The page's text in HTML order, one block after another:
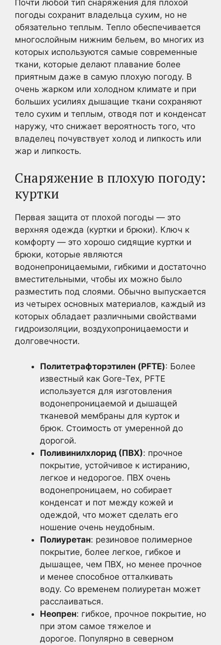
Почти любой тип снаряжения для плохой
погоды сохранит владельца сухим, но не
обязательно теплым. Тепло обеспечивается
многослойным нижним бельем, во многих из
которых используются самые современные
ткани, которые делают плавание более
приятным даже в самую плохую погоду. В
очень жарком или холодном климате и при
больших усилиях дышащие ткани сохраняют
тело сухим и теплым, отводя пот и конденсат
наружу, что снижает вероятность того, что
владелец почувствует холод и липкость или
жар и липкость.
Снаряжение в плохую погоду:
куртки
Первая защита от плохой погоды — это
верхняя одежда (куртки и брюки). Ключ к
комфорту — это хорошо сидящие куртки и
брюки, которые являются
водонепроницаемыми, гибкими и достаточно
вместительными, чтобы их можно было
разместить под слоями. Обычно выпускается
из четырех основных материалов, каждый из
которых обладает различными свойствами
гидроизоляции, воздухопроницаемости и
долговечности.
Политетрафторэтилен (PFTE): Более
известный как Gore-Tex, PFTE
используется для изготовления
водонепроницаемой и дышащей
тканевой мембраны для курток и
брюк. Стоимость от умеренной до
дорогой.
Поливинилхлорид (ПВХ): прочное
покрытие, устойчивое к истиранию,
легкое и недорогое. ПВХ очень
водонепроницаем, но собирает
конденсат и пот между кожей и
одеждой, что может сделать его
ношение очень неудобным.
Полиуретан: резиновое полимерное
покрытие, более легкое, гибкое и
дышащее, чем ПВХ, но менее прочное
и менее способное отталкивать
воду. Со временем полиуретан может
расслаиваться.
Неопрен: гибкое, прочное покрытие, но
при этом самое тяжелое и
дорогое. Популярно в северном